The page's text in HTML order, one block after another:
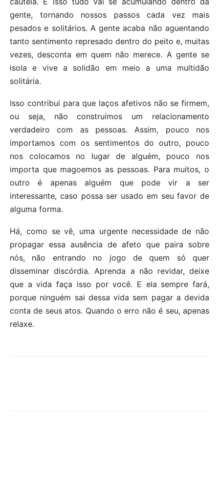
gente, tornando nossos passos cada vez mais
pesados e solitários. A gente acaba não aguentando
tanto sentimento represado dentro do peito e, muitas
vezes, desconta em quem não merece. A gente se
isola e vive a solidão em meio a uma multidão
solitária.
Isso contribui para que laços afetivos não se firmem,
ou seja, não construímos um relacionamento
verdadeiro com as pessoas. Assim, pouco nos
importamos com os sentimentos do outro, pouco
nos colocamos no lugar de alguém, pouco nos
importa que magoemos as pessoas. Para muitos, o
outro é apenas alguém que pode vir a ser
interessante, caso possa ser usado em seu favor de
alguma forma.
Há, como se vê, uma urgente necessidade de não
propagar essa ausência de afeto que paira sobre
nós, não entrando no jogo de quem só quer
disseminar discórdia. Aprenda a não revidar, deixe
que a vida faça isso por você. E ela sempre fará,
porque ninguém sai dessa vida sem pagar a devida
conta de seus atos. Quando o erro não é seu, apenas
relaxe.